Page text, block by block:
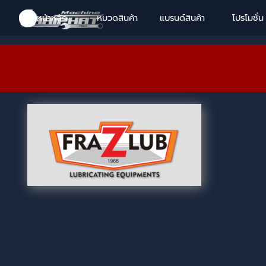
หน้าหลัก หมวดสินค้า ▼
แบรนด์สินค้า ▼
โปรโมชั่น
Skip menu
Skip menu
Skip menu
Skip menu